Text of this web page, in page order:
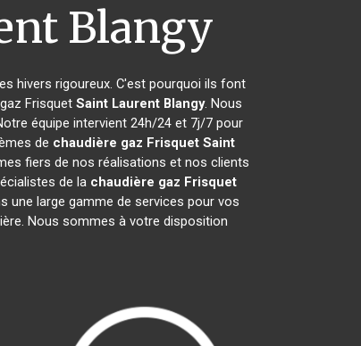
Blangy
hivers rigoureux. C'est pourquoi ils font
Frisquet Saint Laurent Blangy. Nous
équipe intervient 24h/24 et 7j/7 pour
de chaudière gaz Frisquet Saint
fiers de nos réalisations et nos clients
de la chaudière gaz Frisquet
large gamme de services pour vos
Nous sommes à votre disposition